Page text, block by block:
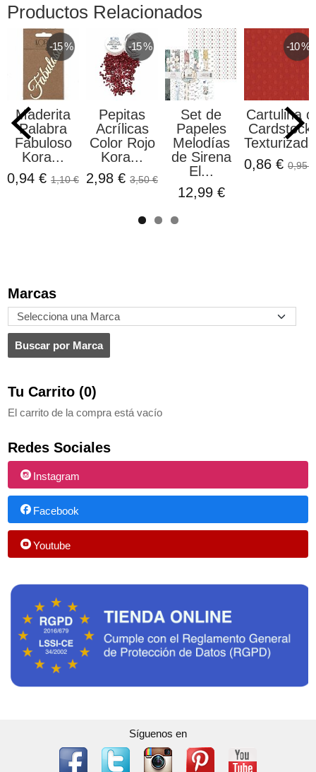
Marcas
Tu Carrito (0)
El carrito de la compra está vacío
Redes Sociales
Instagram
Facebook
Youtube
Productos Relacionados
-15 %
Maderita
Palabra
Fabuloso
Kora...
0,94 € 1,10 €
-15 %
Pepitas
Acrílicas
Color Rojo
Kora...
2,98 € 3,50 €
Set de
Papeles
Melodías
de Sirena
El...
12,99 €
-10 %
Cartulina o
Cardstock
0,86 € 0,95 €
Síguenos en